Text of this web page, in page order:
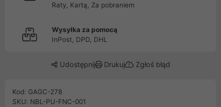
Raty, Kartą, Za pobraniem
Wysyłka za pomocą
InPost, DPD, DHL
Udostępnij Drukuj Zgłoś błąd
Kod: GAGC-278
SKU: NBL-PU-FNC-001